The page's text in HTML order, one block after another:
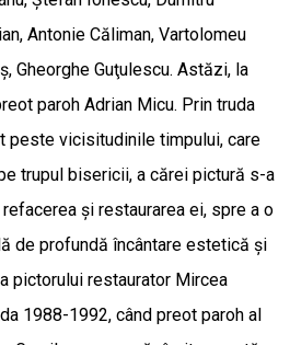
Antonie Căliman, Vartolomeu
Gheorghe Guţulescu. Astăzi, la
paroh Adrian Micu. Prin truda
peste vicisitudinile timpului, care
trupul bisericii, a cărei pictură s-a
şi restaurarea ei, spre a o
de profundă încântare estetică şi
pictorului restaurator Mircea
1988-1992, când preot paroh al